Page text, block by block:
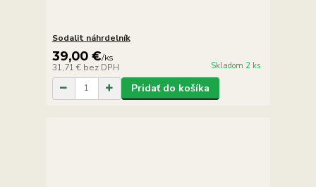
Sodalit náhrdelník
39,00 €/ks
31,71 € bez DPH Skladom 2 ks
Pridať do košíka